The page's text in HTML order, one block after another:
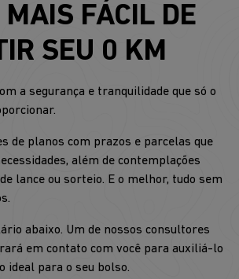
MAIS FÁCIL DE
SEU 0 KM
a segurança e tranquilidade que só o
de planos com prazos e parcelas que
além de contemplações
lance ou sorteio. E o melhor, tudo sem
abaixo. Um de nossos consultores
em contato com você para auxiliá-lo
ideal para o seu bolso.